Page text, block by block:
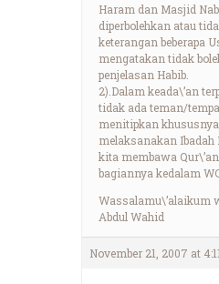
Haram dan Masjid
diperbolehkan atau
keterangan beberapa
mengatakan tidak
penjelasan Habib.
2).Dalam keada\’an
tidak ada teman/
menitipkan
melaksanakan Ibadah
kita membawa
bagiannya kedalam WC
Wassalamu\’alaikum
Abdul Wahid
November 21, 2007 at